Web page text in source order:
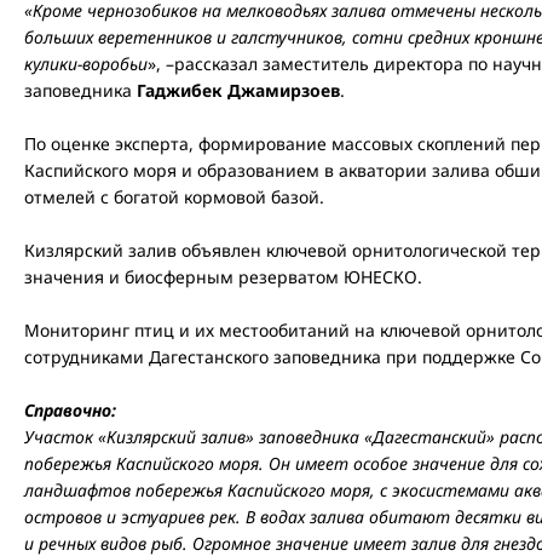
«Кроме чернозобиков на мелководьях залива отмечены
больших веретенников и галстучников, сотни средних
кулики-воробьи», –рассказал заместитель директора по
заповедника Гаджибек Джамирзоев.
По оценке эксперта, формирование массовых скоплений
Каспийского моря и образованием в акватории залива
отмелей с богатой кормовой базой.
Кизлярский залив объявлен ключевой орнитологической
значения и биосферным резерватом ЮНЕСКО.
Мониторинг птиц и их местообитаний на ключевой
сотрудниками Дагестанского заповедника при поддержке
Справочно:
Участок «Кизлярский залив» заповедника «Дагестанский»
побережья Каспийского моря. Он имеет особое значение для
ландшафтов побережья Каспийского моря, с экосистемами
островов и эстуариев рек. В водах залива обитают десятки
и речных видов рыб. Огромное значение имеет залив для